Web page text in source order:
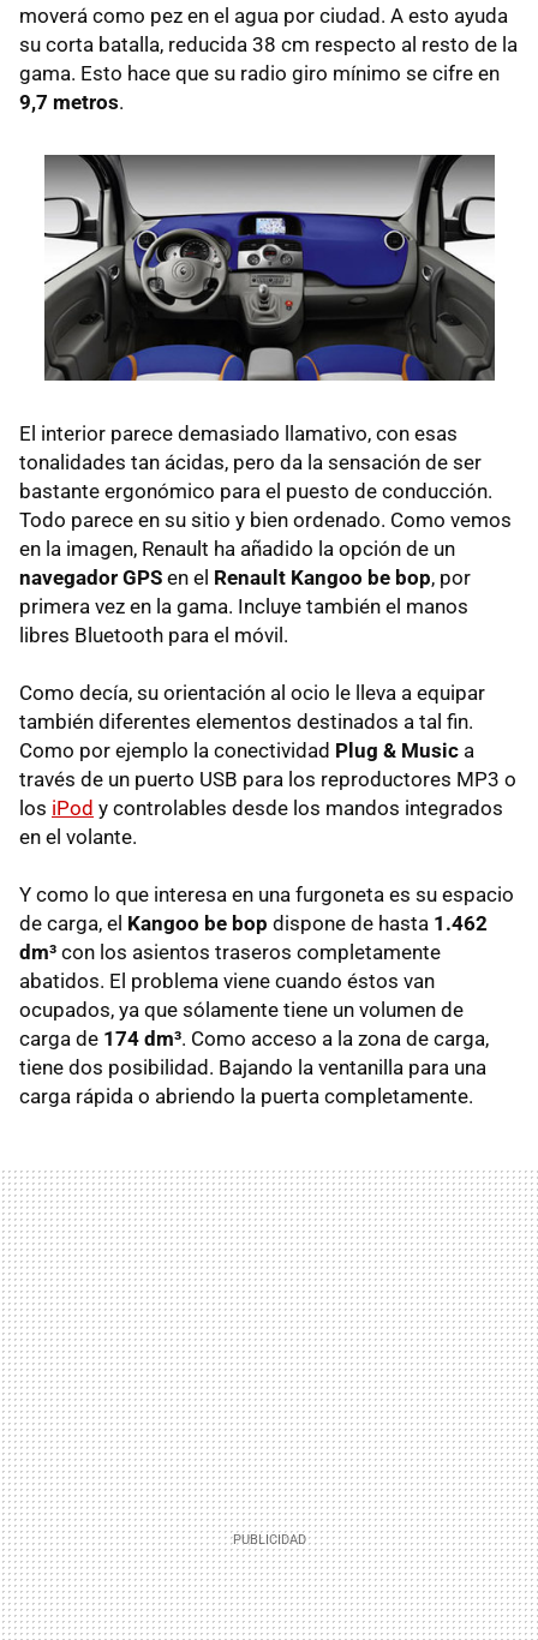
moverá como pez en el agua por ciudad. A esto ayuda
su corta batalla, reducida 38 cm respecto al resto de la
gama. Esto hace que su radio giro mínimo se cifre en
9,7 metros.
El interior parece demasiado llamativo, con esas
tonalidades tan ácidas, pero da la sensación de ser
bastante ergonómico para el puesto de conducción.
Todo parece en su sitio y bien ordenado. Como vemos
en la imagen, Renault ha añadido la opción de un
navegador GPS en el Renault Kangoo be bop, por
primera vez en la gama. Incluye también el manos
libres Bluetooth para el móvil.
Como decía, su orientación al ocio le lleva a equipar
también diferentes elementos destinados a tal fin.
Como por ejemplo la conectividad Plug & Music a
través de un puerto USB para los reproductores MP3 o
los iPod y controlables desde los mandos integrados
en el volante.
Y como lo que interesa en una furgoneta es su espacio
de carga, el Kangoo be bop dispone de hasta 1.462
dm³ con los asientos traseros completamente
abatidos. El problema viene cuando éstos van
ocupados, ya que sólamente tiene un volumen de
carga de 174 dm³. Como acceso a la zona de carga,
tiene dos posibilidad. Bajando la ventanilla para una
carga rápida o abriendo la puerta completamente.